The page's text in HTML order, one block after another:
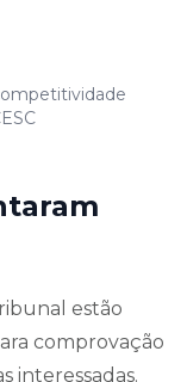
estão
comprovação
interessadas.